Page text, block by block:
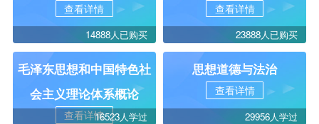
查看详情
14888人已购买
查看详情
23888人已购买
毛泽东思想和中国特色社
会主义理论体系概论
查看详情16523人学过
思想道德与法治
查看详情
29956人学过